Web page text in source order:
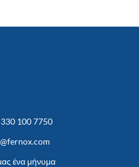
100 7750
ένα μήνυμα